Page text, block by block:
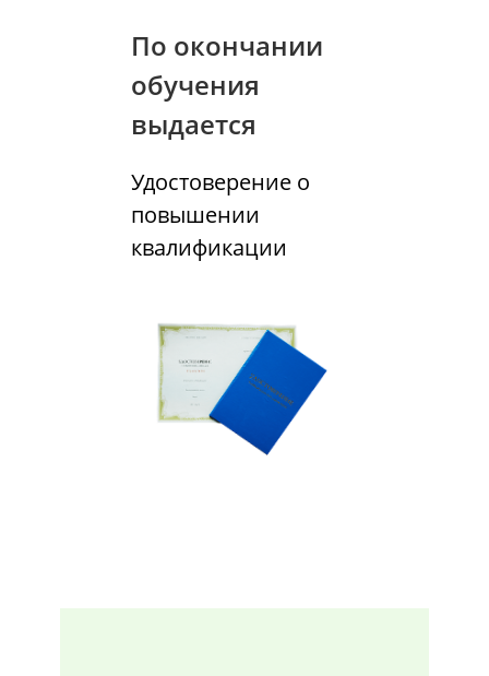
По окончании
обучения
выдается
Удостоверение о
повышении
квалификации